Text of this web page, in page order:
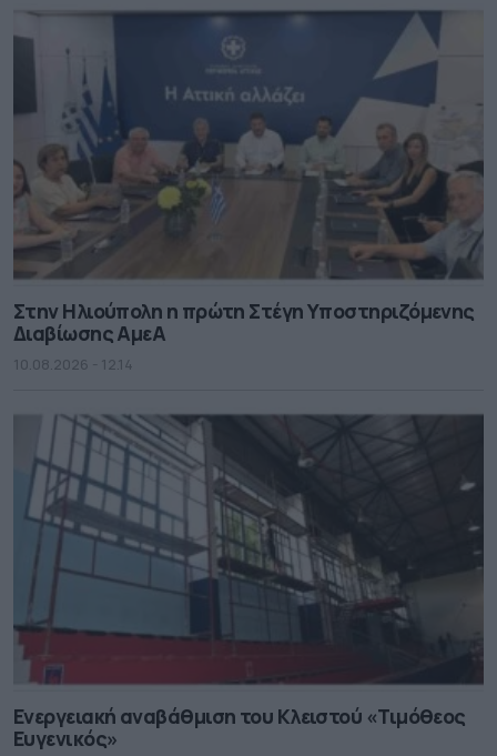
Στην Ηλιούπολη η πρώτη Στέγη Υποστηριζόμενης
Διαβίωσης ΑμεΑ
10.08.2026 - 12.14
Ενεργειακή αναβάθμιση του Κλειστού «Τιμόθεος
Ευγενικός»